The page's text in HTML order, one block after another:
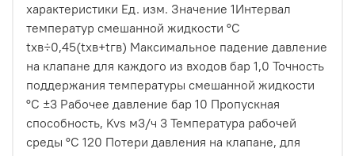
характеристики Ед. изм. Значение 1Интервал
температур смешанной жидкости °С
tхв÷0,45(tхв+tгв) Максимальное падение давление
на клапане для каждого из входов бар 1,0 Точность
поддержания температуры смешанной жидкости
°С ±3 Рабочее давление бар 10 Пропускная
способность, Kvs м3/ч 3 Температура рабочей
среды °С 120 Потери давления на клапане, для